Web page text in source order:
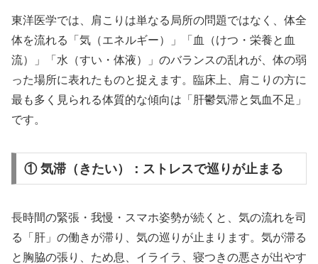
東洋医学では、肩こりは単なる局所の問題ではなく、体全
体を流れる「気（エネルギー）」「血（けつ・栄養と血
流）」「水（すい・体液）」のバランスの乱れが、体の弱
った場所に表れたものと捉えます。臨床上、肩こりの方に
最も多く見られる体質的な傾向は「肝鬱気滞と気血不足」
です。
① 気滞（きたい）：ストレスで巡りが止まる
長時間の緊張・我慢・スマホ姿勢が続くと、気の流れを司
る「肝」の働きが滞り、気の巡りが止まります。気が滞る
と胸脇の張り、ため息、イライラ、寝つきの悪さが出やす